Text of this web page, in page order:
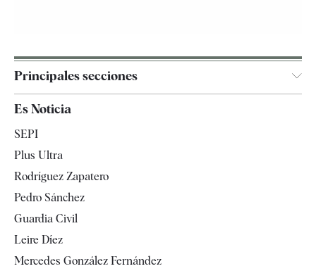
Principales secciones
España
Televisión
Es Noticia
SEPI
Plus Ultra
Rodríguez Zapatero
Pedro Sánchez
Guardia Civil
Leire Díez
Mercedes González Fernández